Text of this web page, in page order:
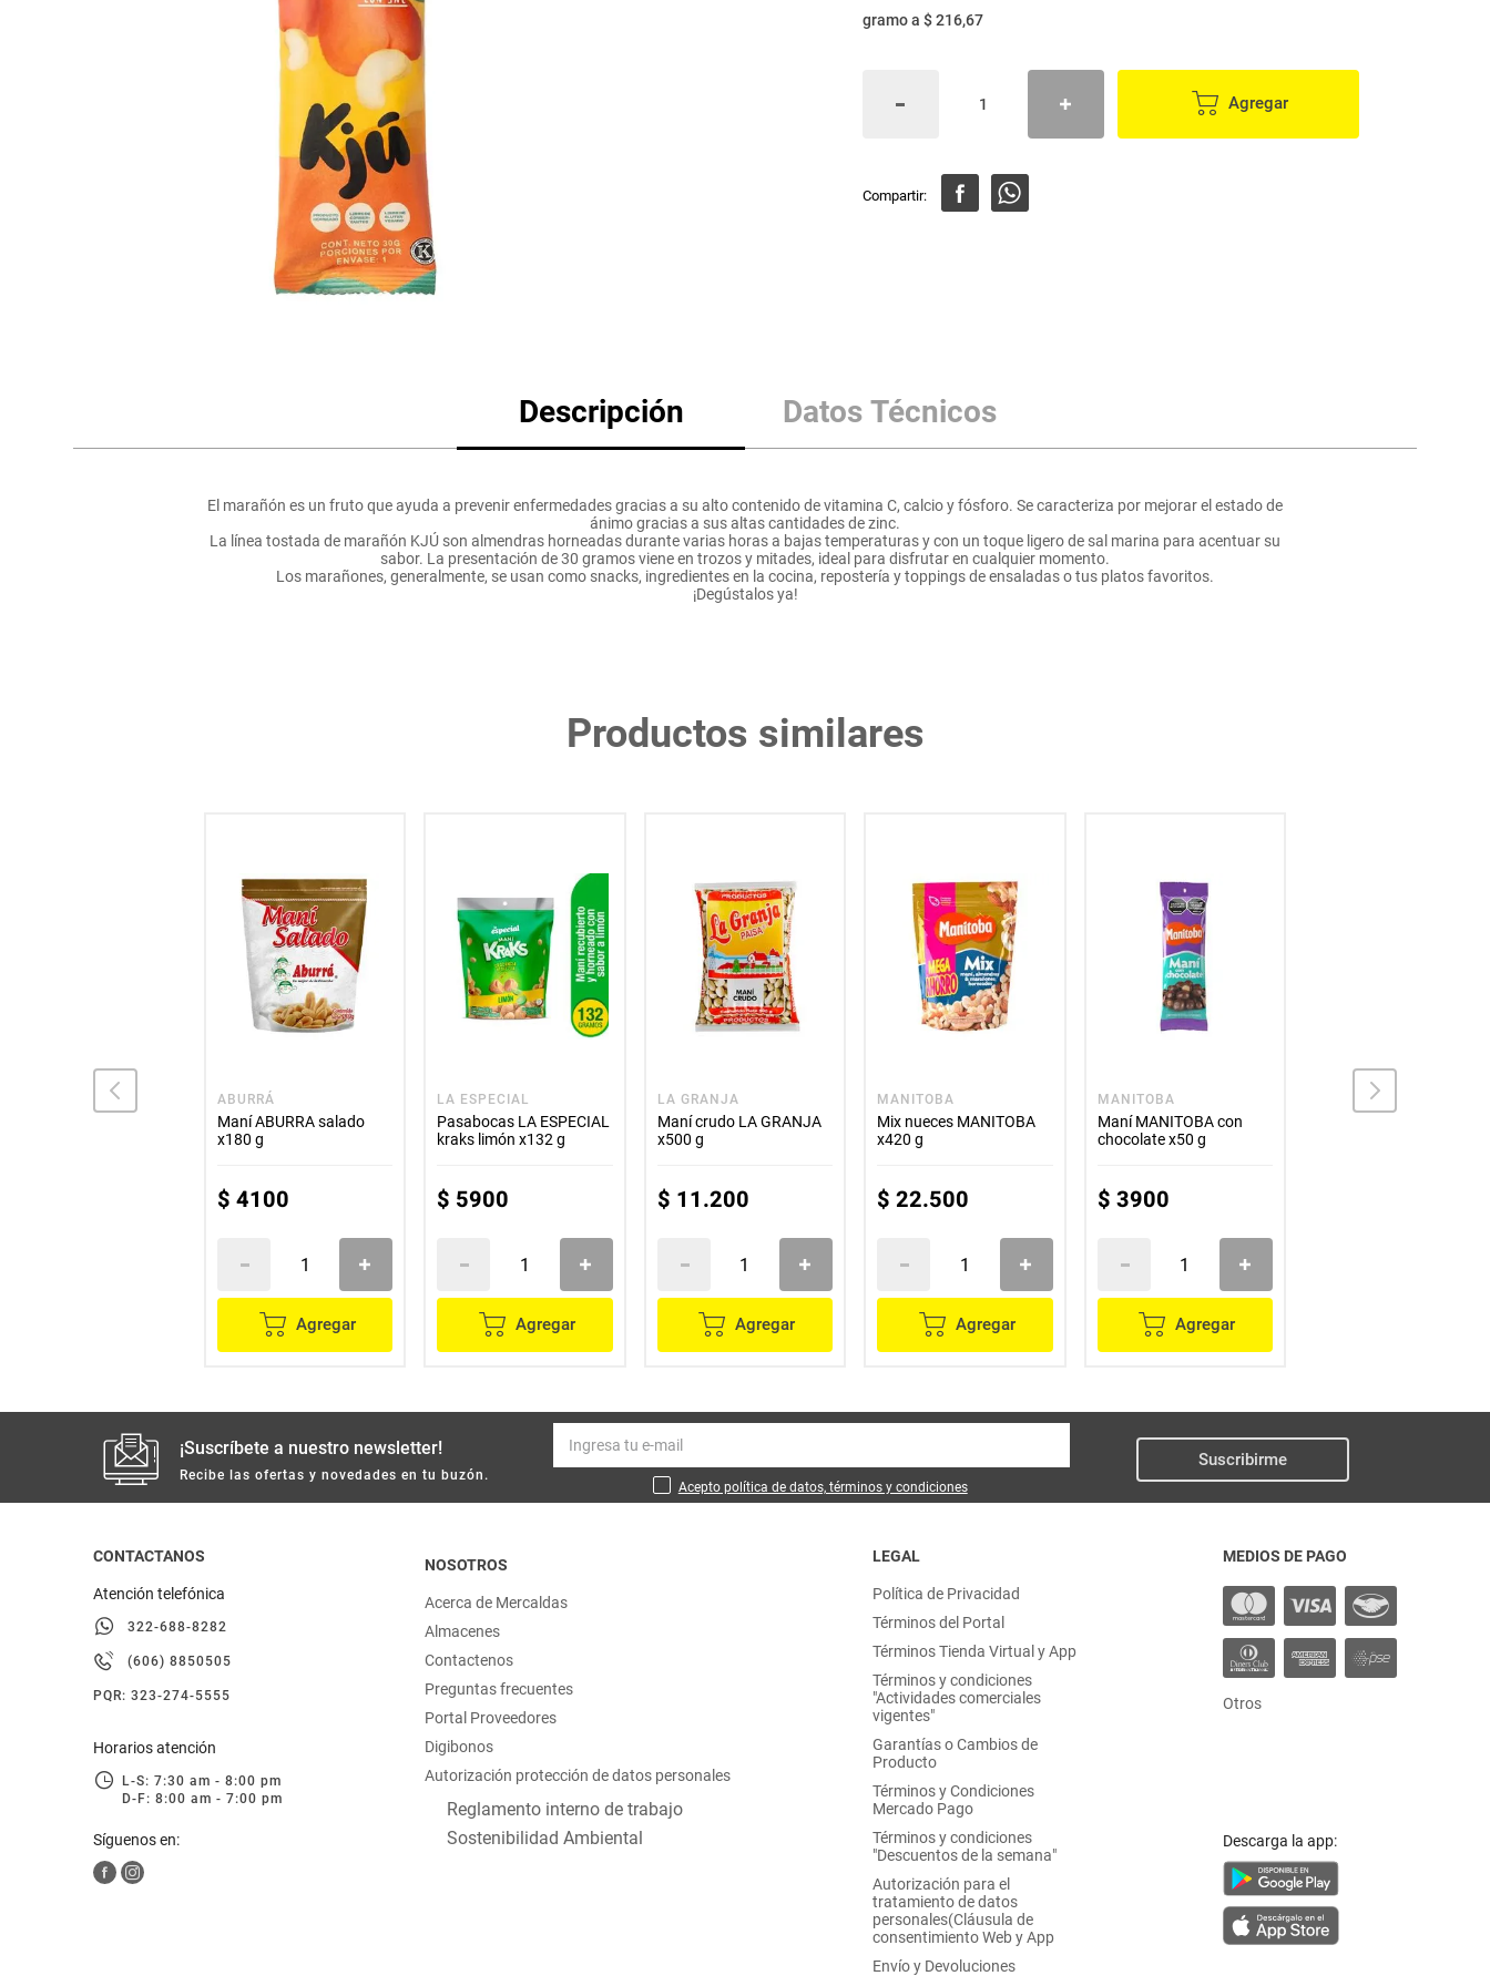
otros
gramoa $ 216,67
Agregar
Descripción Datos Técnicos
El marañón es un fruto que ayuda a prevenir enfermedades gracias a su alto contenido de vitamina C, calcio y fósforo. Se caracteriza por mejorar el estado de
ánimo gracias a sus altas cantidades de zinc.
La línea tostada de marañón KJÚ son almendras horneadas durante varias horas a bajas temperaturas y con un toque ligero de sal marina para acentuar su
sabor. La presentación de 30 gramos viene en trozos y mitades, ideal para disfrutar en cualquier momento.
Los marañones, generalmente, se usan como snacks, ingredientes en la cocina, repostería y toppings de ensaladas o tus platos favoritos.
¡Degústalos ya!
Productos similares
ABURRÁ
Maní ABURRA salado
x180 g
$ 4100
Agregar
LA ESPECIAL
Pasabocas LA ESPECIAL
kraks limón x132 g
$ 5900
Agregar
LA GRANJA
Maní crudo LA GRANJA
x500 g
$ 11.200
Agregar
MANITOBA
Mix nueces MANITOBA
x420 g
$ 22.500
Agregar
MANITOBA
Maní MANITOBA con
chocolate x50 g
$ 3900
Agregar
LA ESPECIAL
¡Suscríbete a nuestro newsletter!
Recibe las ofertas y novedades en tu buzón.
Acepto política de datos, términos y condiciones
Suscribirme
CONTACTANOS
Atención telefónica
322-688-8282
(606) 8850505
PQR: 323-274-5555
Horarios atención
L-S: 7:30 am - 8:00 pm
D-F: 8:00 am - 7:00 pm
Síguenos en:
NOSOTROS
Acerca de Mercaldas
Almacenes
Contactenos
Preguntas frecuentes
Portal Proveedores
Digibonos
Autorización protección de datos personales
Reglamento interno de trabajo
Sostenibilidad Ambiental
LEGAL
Política de Privacidad
Términos del Portal
Términos Tienda Virtual y App
Términos y condiciones
"Actividades comerciales
vigentes"
Garantías o Cambios de
Producto
Términos y Condiciones
Mercado Pago
Términos y condiciones
"Descuentos de la semana"
Autorización para el
tratamiento de datos
personales(Cláusula de
consentimiento Web y App
Envío y Devoluciones
MEDIOS DE PAGO
Otros
Descarga la app:
Mantequilla